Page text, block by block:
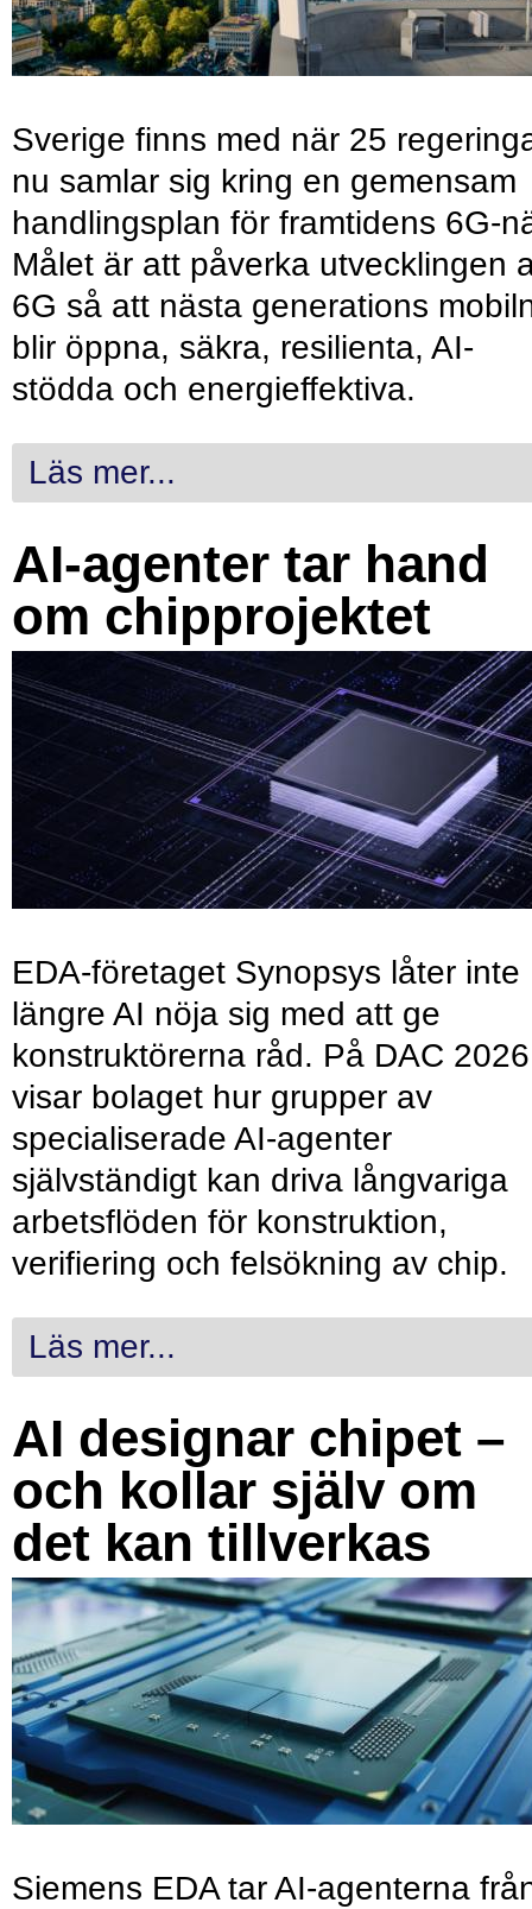
Sverige finns med när 25
nu samlar sig kring en gemensam
handlingsplan för framtidens 6G-
Målet är att påverka utvecklingen
6G så att nästa generations
blir öppna, säkra, resilienta, AI-
stödda och energieffektiva.
Läs mer...
AI-agenter tar hand
om chipprojektet
EDA-företaget Synopsys låter inte
längre AI nöja sig med att ge
konstruktörerna råd. På DAC 2026
visar bolaget hur grupper av
specialiserade AI-agenter
självständigt kan driva långvariga
arbetsflöden för konstruktion,
verifiering och felsökning av chip.
Läs mer...
AI designar chipet –
och kollar själv om
det kan tillverkas
Siemens EDA tar AI-agenterna